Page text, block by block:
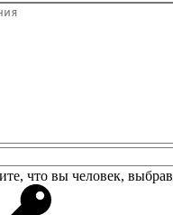
что вы человек, выбрав